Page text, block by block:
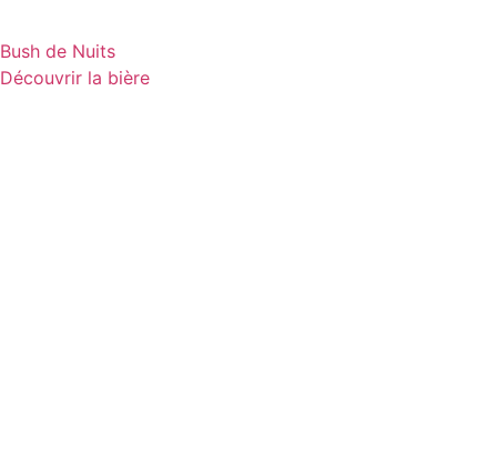
Bush de Nuits
Découvrir la bière